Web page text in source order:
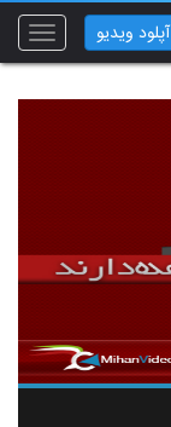
Toggle
آپلود ویدیو